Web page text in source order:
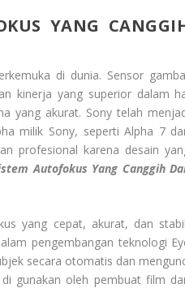
YANG
di dunia. Sensor
kinerja yang superior dalam
yang akurat. Sony telah
milik Sony, seperti Alpha 7
profesional karena desain
Autofokus Yang Canggih
yang cepat, akurat, dan
pengembangan teknologi
secara otomatis dan
gunakan oleh pembuat film